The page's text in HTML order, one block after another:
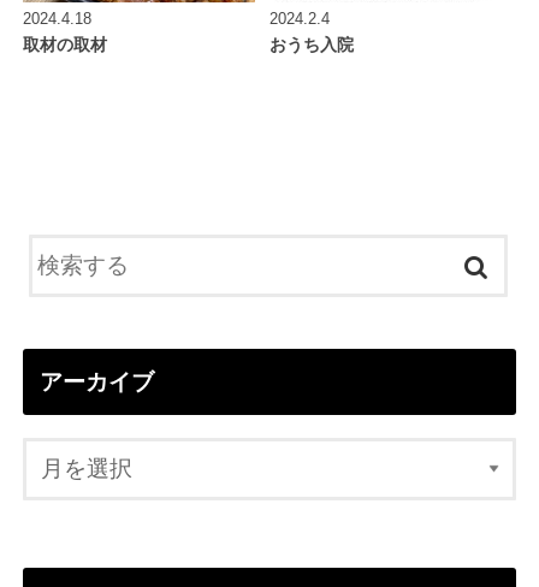
2024.4.18
取材の取材
2024.2.4
おうち入院
アーカイブ